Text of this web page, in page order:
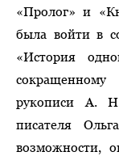
«Пролог» и
была войти в
«История
рукописи А.
писателя
возможности,